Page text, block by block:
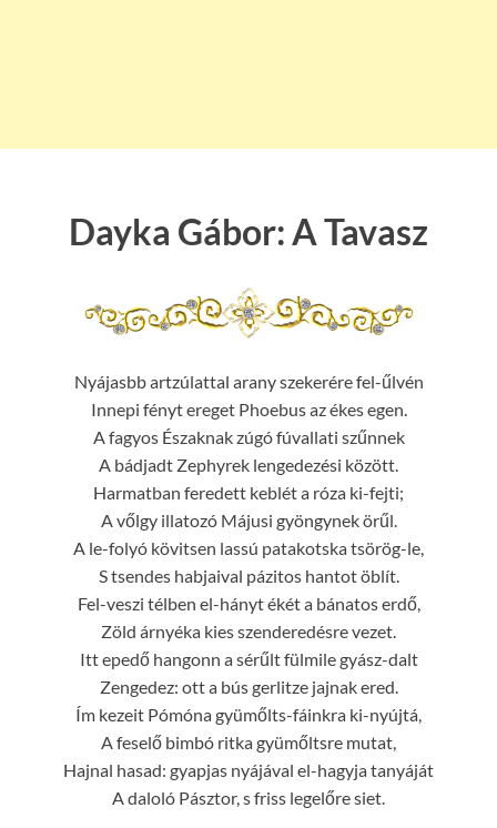
Dayka Gábor: A Tavasz
Nyájasbb artzúlattal arany szekerére fel-űlvén
Innepi fényt ereget Phoebus az ékes egen.
A fagyos Északnak zúgó fúvallati szűnnek
A bádjadt Zephyrek lengedezési között.
Harmatban feredett keblét a róza ki-fejti;
A vőlgy illatozó Májusi gyöngynek örűl.
A le-folyó kövitsen lassú patakotska tsörög-le,
S tsendes habjaival pázitos hantot öblít.
Fel-veszi télben el-hányt ékét a bánatos erdő,
Zöld árnyéka kies szenderedésre vezet.
Itt epedő hangonn a sérűlt fülmile gyász-dalt
Zengedez: ott a bús gerlitze jajnak ered.
Ím kezeit Pómóna gyümőlts-fáinkra ki-nyújtá,
A feselő bimbó ritka gyümőltsre mutat,
Hajnal hasad: gyapjas nyájával el-hagyja tanyáját
A daloló Pásztor, s friss legelőre siet.